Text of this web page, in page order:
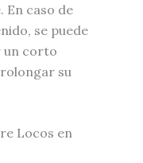
En caso de
se puede
un corto
su
Locos en